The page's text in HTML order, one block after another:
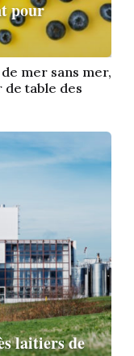
pour
mer sans mer,
de table des
laitiers de